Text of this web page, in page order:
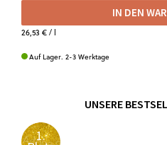
IN DEN
26,53 €/ l
Auf Lager. 2-3 Werktage
UNSERE
1.